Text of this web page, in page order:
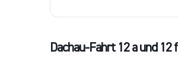
Dachau-Fahrt 12 a und 12 f